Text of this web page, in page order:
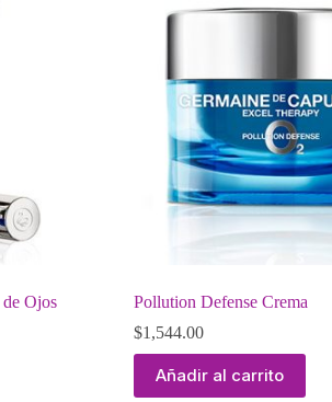
Ojos
Pollution Defense Crema
$1,544.00
Añadir al carrito